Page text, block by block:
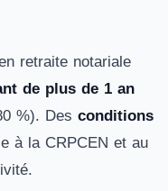
retraite notariale
de plus de 1 an
%). Des conditions
à la CRPCEN et au